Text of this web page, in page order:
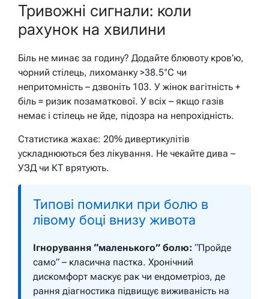
Тривожні сигнали: коли
рахунок на хвилини
Біль не минає за годину? Додайте блювоту кров’ю,
чорний стілець, лихоманку >38.5°C чи
непритомність – дзвоніть 103. У жінок вагітність +
біль = ризик позаматкової. У всіх – якщо газів
немає і стілець не йде, підозра на непрохідність.
Статистика жахає: 20% дивертикулітів
ускладнюються без лікування. Не чекайте дива –
УЗД чи КТ врятують.
Типові помилки при болю в
лівому боці внизу живота
Ігнорування “маленького” болю: “Пройде
само” – класична пастка. Хронічний
дискомфорт маскує рак чи ендометріоз, де
рання діагностика підвищує виживаність на